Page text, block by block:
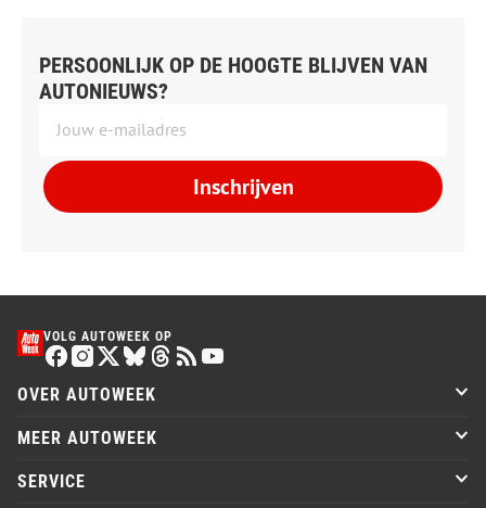
PERSOONLIJK OP DE HOOGTE BLIJVEN VAN
AUTONIEUWS?
Inschrijven
VOLG AUTOWEEK OP
OVER AUTOWEEK
MEER AUTOWEEK
SERVICE